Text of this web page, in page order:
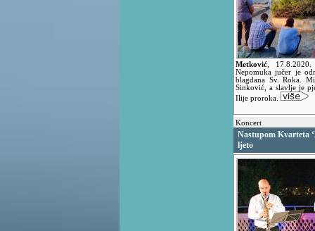
Metković
Nepomuka jučer je
blagdana Sv. Roka.
Sinković, a slavlje je
Ilije proroka.
Koncert
Nastupom Kvarteta
ljeto